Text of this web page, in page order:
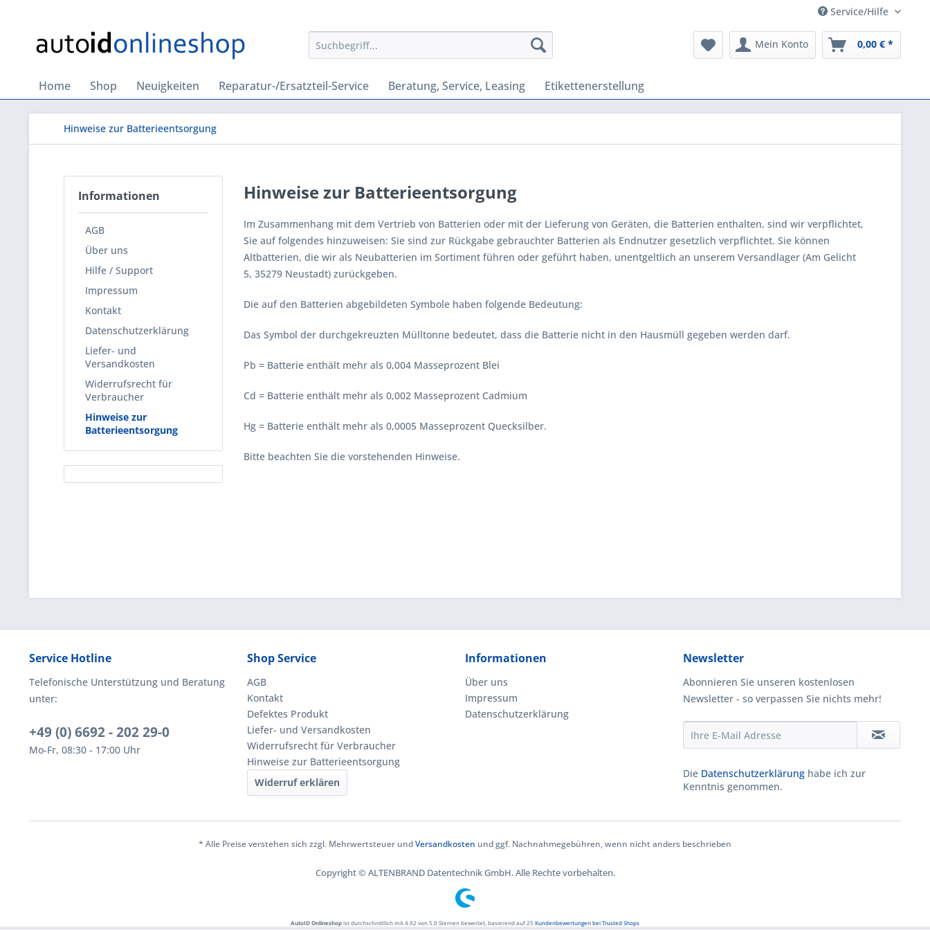
Service/Hilfe
Mein Konto 0,00 € *
Home Shop Neuigkeiten Reparatur-/Ersatzteil-Service Beratung, Service, Leasing Etikettenerstellung
Hinweise zur Batterieentsorgung
Informationen
AGB
Über uns
Hilfe / Support
Impressum
Kontakt
Datenschutzerklärung
Liefer- und
Versandkosten
Widerrufsrecht für
Verbraucher
Hinweise zur
Batterieentsorgung
Hinweise zur Batterieentsorgung
Im Zusammenhang mit dem Vertrieb von Batterien oder mit der Lieferung von Geräten, die Batterien enthalten, sind wir verpflichtet,
Sie auf folgendes hinzuweisen: Sie sind zur Rückgabe gebrauchter Batterien als Endnutzer gesetzlich verpflichtet. Sie können
Altbatterien, die wir als Neubatterien im Sortiment führen oder geführt haben, unentgeltlich an unserem Versandlager (Am Gelicht
5, 35279 Neustadt) zurückgeben.
Die auf den Batterien abgebildeten Symbole haben folgende Bedeutung:
Das Symbol der durchgekreuzten Mülltonne bedeutet, dass die Batterie nicht in den Hausmüll gegeben werden darf.
Pb = Batterie enthält mehr als 0,004 Masseprozent Blei
Cd = Batterie enthält mehr als 0,002 Masseprozent Cadmium
Hg = Batterie enthält mehr als 0,0005 Masseprozent Quecksilber.
Bitte beachten Sie die vorstehenden Hinweise.
Service Hotline
Telefonische Unterstützung und Beratung
unter:
+49 (0) 6692 - 202 29-0
Mo-Fr, 08:30 - 17:00 Uhr
Shop Service
AGB
Kontakt
Defektes Produkt
Liefer- und Versandkosten
Widerrufsrecht für Verbraucher
Hinweise zur Batterieentsorgung
Widerruf erklären
Informationen
Über uns
Impressum
Datenschutzerklärung
Newsletter
Abonnieren Sie unseren kostenlosen
Newsletter - so verpassen Sie nichts mehr!
Die Datenschutzerklärung habe ich zur
Kenntnis genommen.
* Alle Preise verstehen sich zzgl. Mehrwertsteuer undVersandkosten und ggf. Nachnahmegebühren, wenn nicht anders beschrieben
Copyright © ALTENBRAND Datentechnik GmbH. Alle Rechte vorbehalten.
AutoID Onlineshopist durchschnittlich mit4.92 von5.0Sternen bewertet, basierend auf25 Kundenbewertungen bei Trusted Shops